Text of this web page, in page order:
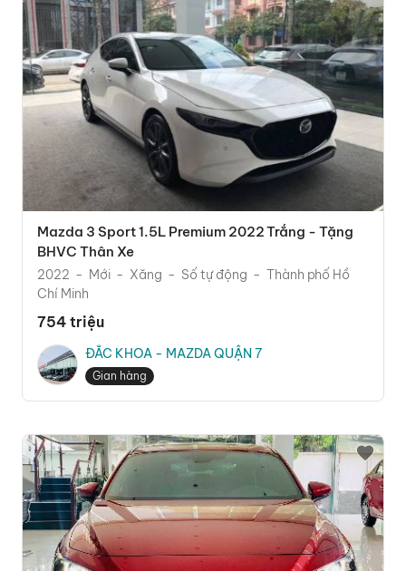
Mazda 3 Sport 1.5L Premium 2022 Trắng - Tặng
BHVC Thân Xe
2022 Mới Xăng Số tự động
Thành phố Hồ
Chí Minh
754 triệu
ĐẮC KHOA - MAZDA QUẬN 7
Gian hàng